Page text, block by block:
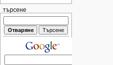
търсене